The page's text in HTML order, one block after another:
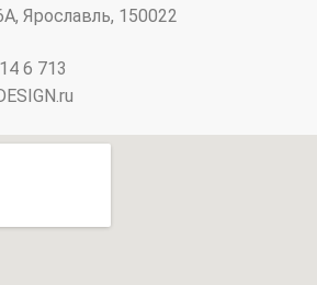
Ярославль, 150022
6 713
.ru